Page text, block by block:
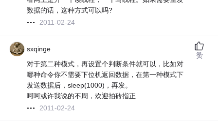
数据的话，这种方式可以吗?
2011-02-24
sxqinge
对于第二种模式，再设置个判断条件就可以，比如对
哪种命令你不需要下位机返回数据，在第一种模式下
发送数据后，sleep(1000)，再发。
呵呵或许我说的不周，欢迎拍砖指正
2011-02-24
赞